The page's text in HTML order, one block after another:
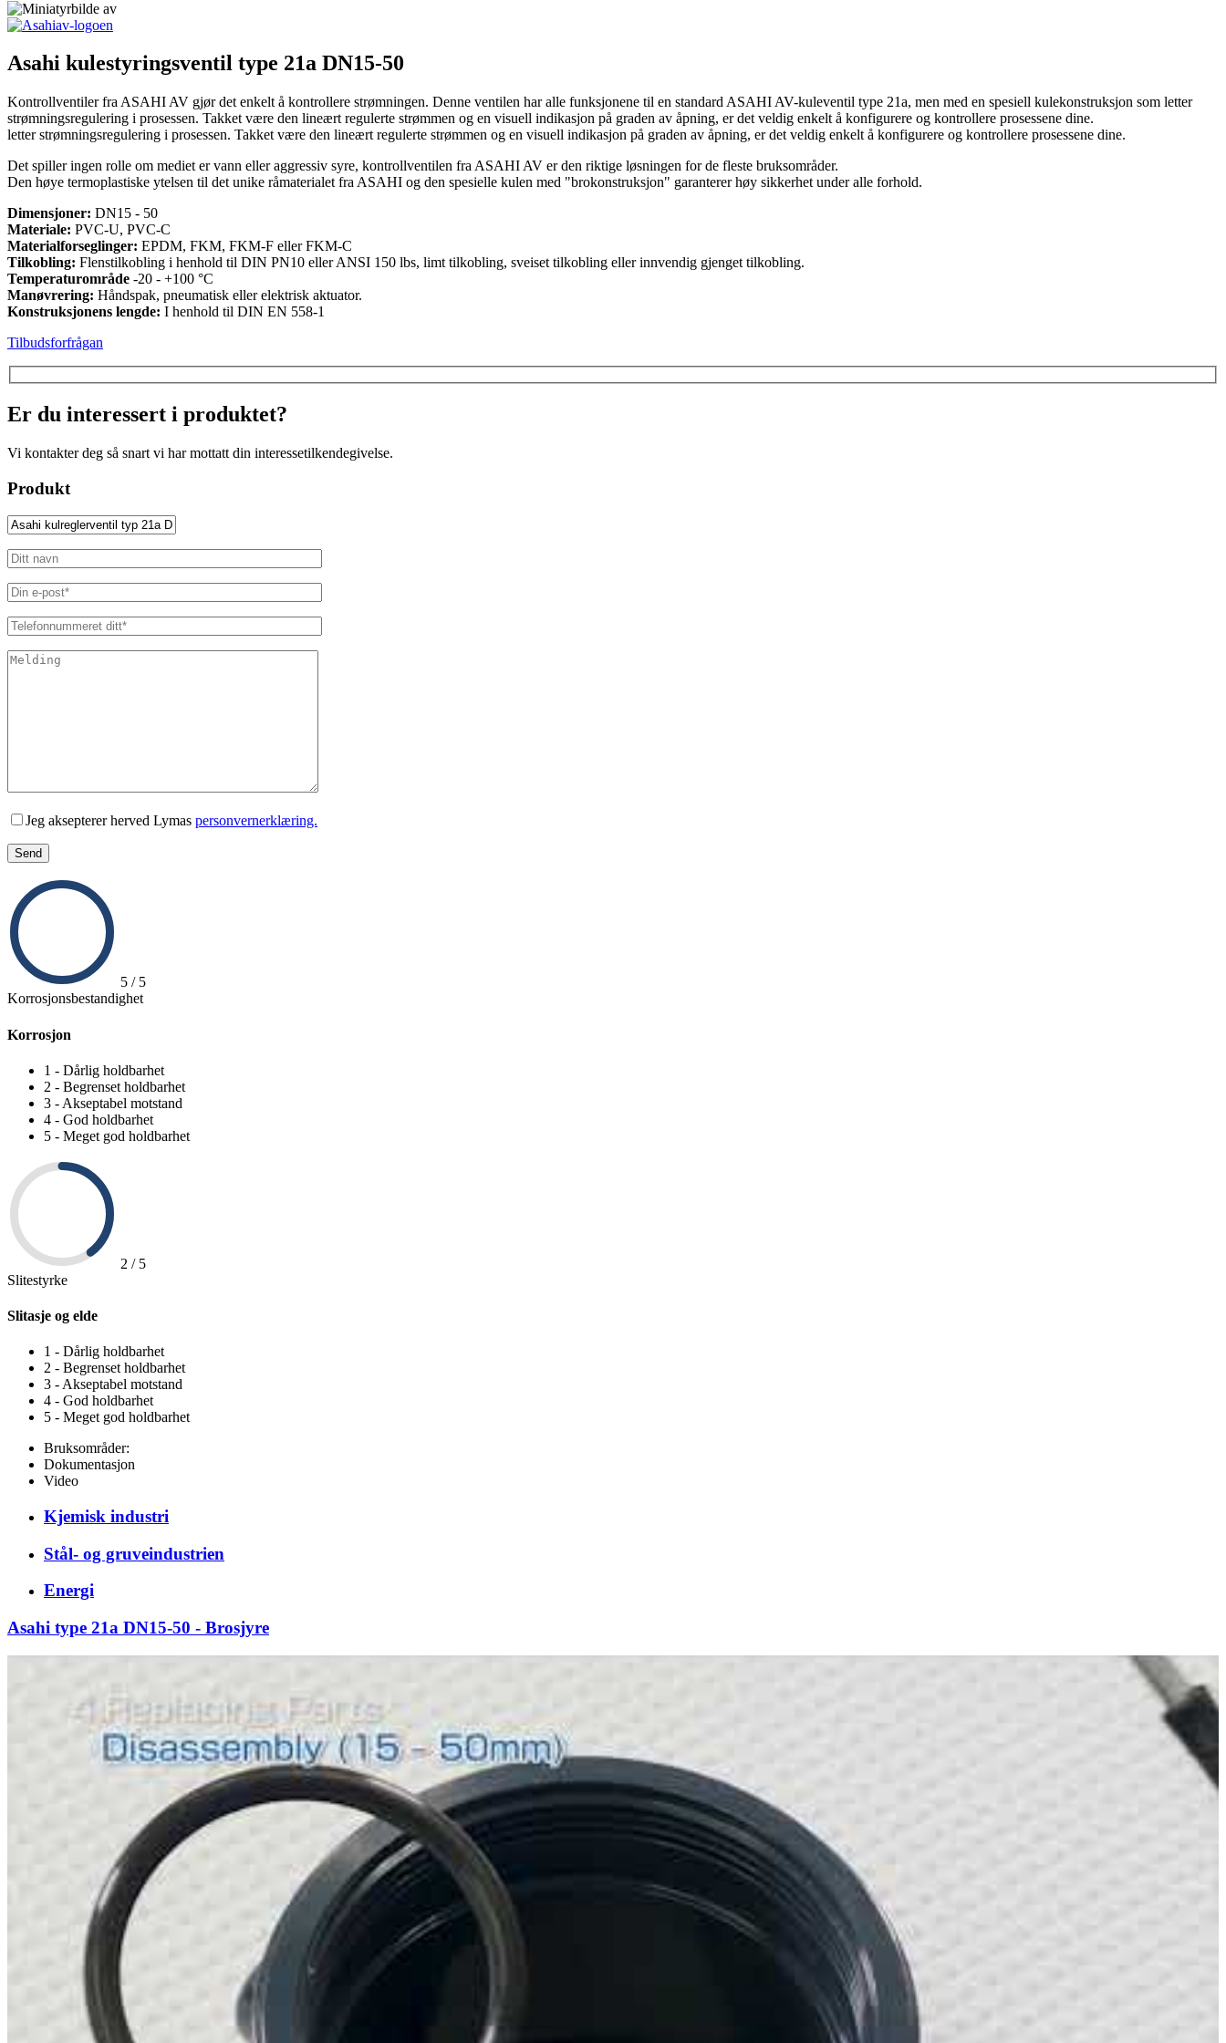
Asahi kulestyringsventil type 21a DN15-50
Kontrollventiler fra ASAHI AV gjør det enkelt å kontrollere strømningen. Denne ventilen har alle funksjonene til en standard ASAHI AV-kuleventil type 21a, men med en spesiell kulekonstruksjon som letter
strømningsregulering i prosessen. Takket være den lineært regulerte strømmen og en visuell indikasjon på graden av åpning, er det veldig enkelt å konfigurere og kontrollere prosessene dine.
letter strømningsregulering i prosessen. Takket være den lineært regulerte strømmen og en visuell indikasjon på graden av åpning, er det veldig enkelt å konfigurere og kontrollere prosessene dine.
Det spiller ingen rolle om mediet er vann eller aggressiv syre, kontrollventilen fra ASAHI AV er den riktige løsningen for de fleste bruksområder.
Den høye termoplastiske ytelsen til det unike råmaterialet fra ASAHI og den spesielle kulen med "brokonstruksjon" garanterer høy sikkerhet under alle forhold.
Dimensjoner: DN15 - 50
Materiale: PVC-U, PVC-C
Materialforseglinger: EPDM, FKM, FKM-F eller FKM-C
Tilkobling: Flenstilkobling i henhold til DIN PN10 eller ANSI 150 lbs, limt tilkobling, sveiset tilkobling eller innvendig gjenget tilkobling.
Temperaturområde -20 - +100 °C
Manøvrering: Håndspak, pneumatisk eller elektrisk aktuator.
Konstruksjonens lengde: I henhold til DIN EN 558-1
Tilbudsforfrågan
Er du interessert i produktet?
Vi kontakter deg så snart vi har mottatt din interessetilkendegivelse.
Produkt
Lämna detta fält tomt.
Jeg aksepterer herved Lymas personvernerklæring.
5 / 5
Korrosjonsbestandighet
Korrosjon
1 - Dårlig holdbarhet
2 - Begrenset holdbarhet
3 - Akseptabel motstand
4 - God holdbarhet
5 - Meget god holdbarhet
2 / 5
Slitestyrke
Slitasje og elde
1 - Dårlig holdbarhet
2 - Begrenset holdbarhet
3 - Akseptabel motstand
4 - God holdbarhet
5 - Meget god holdbarhet
Bruksområder:
Dokumentasjon
Video
Kjemisk industri
Stål- og gruveindustrien
Energi
Asahi type 21a DN15-50 - Brosjyre